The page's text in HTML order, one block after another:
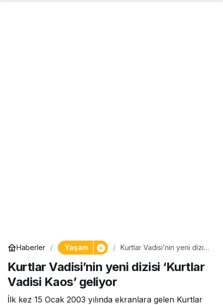
Haberler Yaşam
Kurtlar Vadisi’nin yeni dizisi
Kurtlar Vadisi’nin yeni dizisi ‘Kurtlar
Vadisi Kaos’ geliyor
İlk kez 15 Ocak 2003 yılında ekranlara gelen Kurtlar